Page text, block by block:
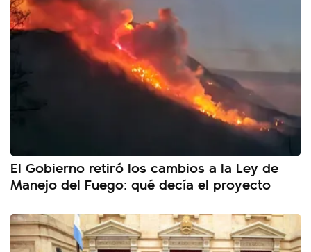
El Gobierno retiró los cambios a la Ley de
Manejo del Fuego: qué decía el proyecto